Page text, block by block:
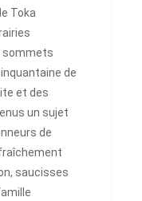
Toka
sommets
de
et des
un sujet
de
saucisses